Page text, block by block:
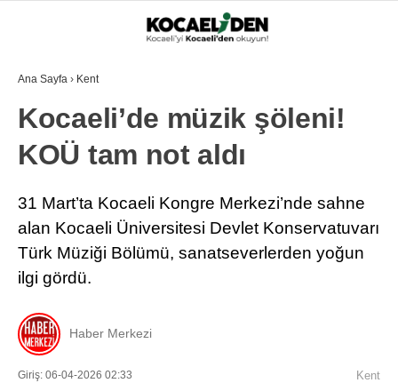
Ana Sayfa › Kent
Kocaeli’de müzik şöleni!
KOÜ tam not aldı
31 Mart’ta Kocaeli Kongre Merkezi’nde sahne
alan Kocaeli Üniversitesi Devlet Konservatuvarı
Türk Müziği Bölümü, sanatseverlerden yoğun
ilgi gördü.
Haber Merkezi
Giriş: 06-04-2026 02:33
Kent